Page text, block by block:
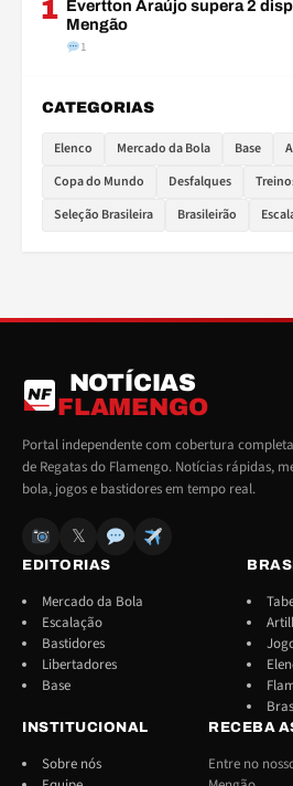
1 Evertton Araújo supera 2
Mengão
1
CATEGORIAS
Elenco Mercado da Bola Base
Copa do Mundo
Desfalques
Seleção Brasileira
Brasileirão
NF
NOTÍCIAS
FLAMENGO
Portal independente com cobertura
de Regatas do Flamengo. Notícias rápidas,
bola, jogos e bastidores em tempo real.
𝕏
EDITORIAS
Mercado da Bola
Escalação
Bastidores
Libertadores
Base
INSTITUCIONAL
Sobre nós
RECEBA
Entre no